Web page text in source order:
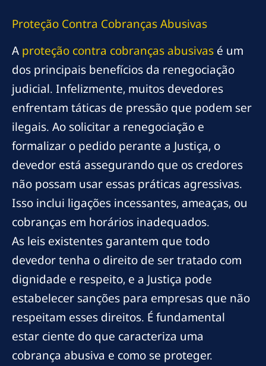
Proteção Contra Cobranças Abusivas
A proteção contra cobranças abusivas é um
dos principais benefícios da renegociação
judicial. Infelizmente, muitos devedores
enfrentam táticas de pressão que podem ser
ilegais. Ao solicitar a renegociação e
formalizar o pedido perante a Justiça, o
devedor está assegurando que os credores
não possam usar essas práticas agressivas.
Isso inclui ligações incessantes, ameaças, ou
cobranças em horários inadequados.
As leis existentes garantem que todo
devedor tenha o direito de ser tratado com
dignidade e respeito, e a Justiça pode
estabelecer sanções para empresas que não
respeitam esses direitos. É fundamental
estar ciente do que caracteriza uma
cobrança abusiva e como se proteger.